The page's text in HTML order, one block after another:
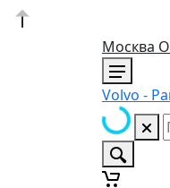
Москва
Volvo -